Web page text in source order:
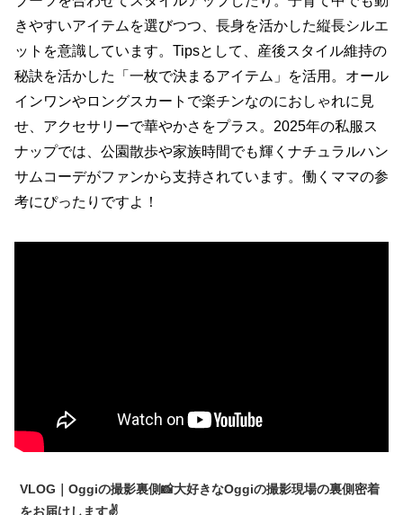
きやすいアイテムを選びつつ、長身を活かした縦長シルエ
ットを意識しています。Tipsとして、産後スタイル維持の
秘訣を活かした「一枚で決まるアイテム」を活用。オール
インワンやロングスカートで楽チンなのにおしゃれに見
せ、アクセサリーで華やかさをプラス。2025年の私服ス
ナップでは、公園散歩や家族時間でも輝くナチュラルハン
サムコーデがファンから支持されています。働くママの参
考にぴったりですよ！
VLOG｜Oggiの撮影裏側📸大好きなOggiの撮影現場の裏側密着
をお届けします✌